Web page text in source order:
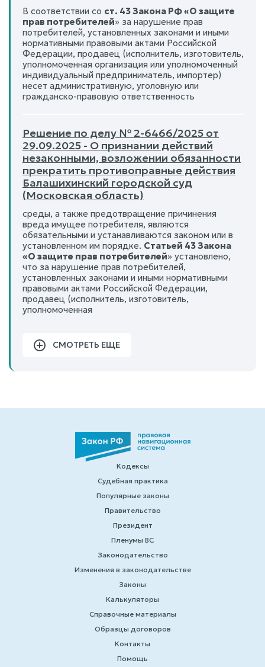
В соответствии со ст. 43 Закона РФ «О защите
прав потребителей» за нарушение прав
потребителей, установленных законами и иными
нормативными правовыми актами Российской
Федерации, продавец (исполнитель, изготовитель,
уполномоченная организация или уполномоченный
индивидуальный предприниматель, импортер)
несет административную, уголовную или
гражданско-правовую ответственность
Решение по делу № 2-6466/2025 от
29.09.2025 - О признании действий
незаконными, возложении обязанности
прекратить противоправные действия
Балашихинский городской суд
(Московская область)
среды, а также предотвращение причинения
вреда имущее потребителя, являются
обязательными и устанавливаются законом или в
установленном им порядке. Статьей 43 Закона
«О защите прав потребителей» установлено,
что за нарушение прав потребителей,
установленных законами и иными нормативными
правовыми актами Российской Федерации,
продавец (исполнитель, изготовитель,
уполномоченная
СМОТРЕТЬ ЕЩЕ
Кодексы
Судебная практика
Популярные законы
Правительство
Президент
Пленумы ВС
Законодательство
Изменения в законодательстве
Законы
Калькуляторы
Справочные материалы
Образцы договоров
Контакты
Помощь